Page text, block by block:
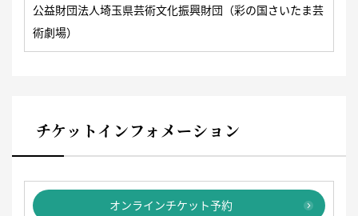
公益財団法人埼玉県芸術文化振興財団（彩の国さいたま芸
術劇場）
チケットインフォメーション
オンラインチケット予約